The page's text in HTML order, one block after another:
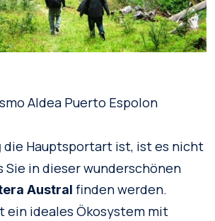
Aldea Puerto Espolon
die Hauptsportart ist, ist es nicht
Sie in dieser wunderschönen
Austral finden werden.
ein ideales Ökosystem mit